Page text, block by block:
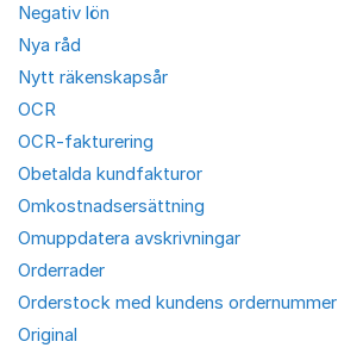
Negativ lön
Nya råd
Nytt räkenskapsår
OCR
OCR-fakturering
Obetalda kundfakturor
Omkostnadsersättning
Omuppdatera avskrivningar
Orderrader
Orderstock med kundens ordernummer
Original